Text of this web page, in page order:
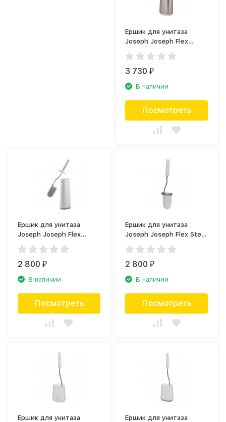
Ершик для унитаза
Joseph Joseph Flex
70517
3 730₽
В наличии
Посмотреть
Ершик для унитаза
Joseph Joseph Flex
70515
2 800₽
В наличии
Посмотреть
Ершик для унитаза
Joseph Joseph Flex Steel
70528
2 800₽
В наличии
Посмотреть
Ершик для унитаза
Ершик для унитаза